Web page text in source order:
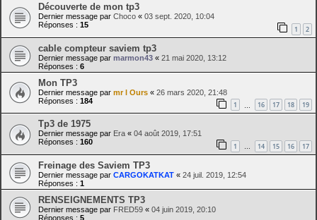
Découverte de mon tp3
Dernier message par Choco « 03 sept. 2020, 10:04
Réponses : 15 1 2
cable compteur saviem tp3
Dernier message par marmon43 « 21 mai 2020, 13:12
Réponses : 6
Mon TP3
Dernier message par mr l Ours « 26 mars 2020, 21:48
Réponses : 184 1 16 17 18 19
Tp3 de 1975
Dernier message par Era « 04 août 2019, 17:51
Réponses : 160 1 … 14 15 16 17
Freinage des Saviem TP3
Dernier message par CARGOKATKAT « 24 juil. 2019, 12:54
Réponses : 1
RENSEIGNEMENTS TP3
Dernier message par FRED59 « 04 juin 2019, 20:10
Réponses : 5